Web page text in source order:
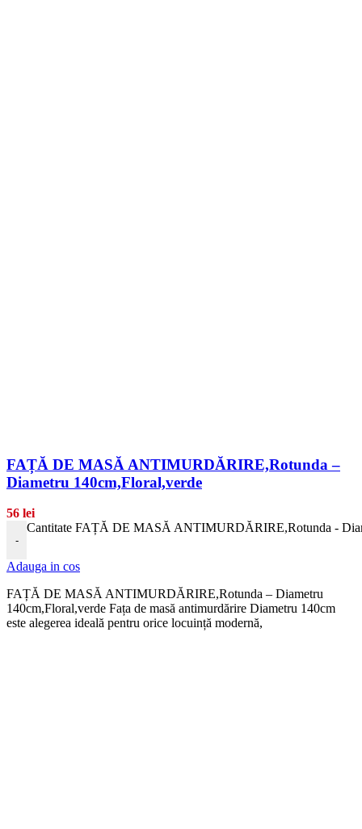
FAȚĂ DE MASĂ ANTIMURDĂRIRE,Rotunda –
Diametru 140cm,Floral,verde
56 lei
-
Cantitate FAȚĂ DE MASĂ ANTIMURDĂRIRE,Rotunda -
Adauga in cos
FAȚĂ DE MASĂ ANTIMURDĂRIRE,Rotunda – Diametru
140cm,Floral,verde Fața de masă antimurdărire Diametru 140cm
este alegerea ideală pentru orice locuință modernă,